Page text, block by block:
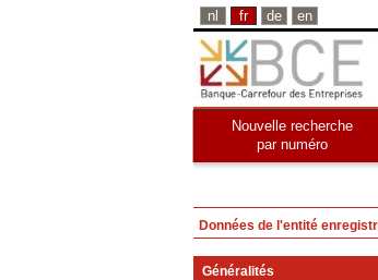
nl fr de en
Nouvelle recherche
par numéro
Données de l'entité
Généralités